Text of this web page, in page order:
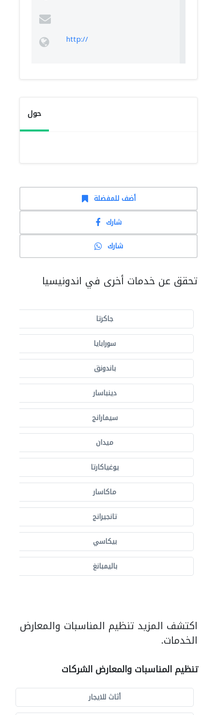
http://
حول
أضف للمفضلة
شارك
شارك
تحقق عن خدمات أخرى في اندونيسيا
جاكرتا
سورابايا
باندونق
دينباسار
سيمارانج
ميدان
يوغياكارتا
ماكاسار
تانجيرانج
بيكاسي
باليمبانغ
اكتشف المزيد تنظيم المناسبات والمعارض
الخدمات.
تنظيم المناسبات والمعارض الشركات
أثاث للايجار